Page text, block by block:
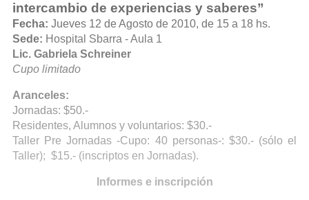
intercambio de experiencias y saberes”
Fecha: Jueves 12 de Agosto de 2010, de 15 a 18 hs.
Sede: Hospital Sbarra - Aula 1
Lic. Gabriela Schreiner
Cupo limitado
Aranceles:
Jornadas: $50.-
Residentes, Alumnos y voluntarios: $30.-
Taller Pre Jornadas -Cupo: 40 personas-: $30.- (sólo el
Taller); $15.- (inscriptos en Jornadas).
Informes e inscripción